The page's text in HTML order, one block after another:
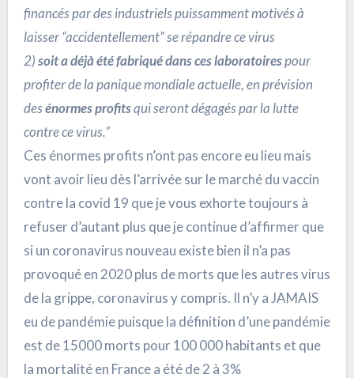
financés par des industriels puissamment motivés à
laisser “accidentellement” se répandre ce virus
2)soit a déjà été fabriqué dans ces laboratoirespour
profiter de la panique mondiale actuelle, en prévision
desénormes profitsqui seront dégagés par la lutte
contre ce virus.”
Ces énormes profits n’ont pas encore eu lieu mais
vont avoir lieu dès l’arrivée sur le marché du vaccin
contre la covid 19 que je vous exhorte toujours à
refuser d’autant plus que je continue d’affirmer que
si un coronavirus nouveau existe bien il n’a pas
provoqué en 2020 plus de morts que les autres virus
de la grippe, coronavirus y compris. Il n’y a JAMAIS
eu de pandémie puisque la définition d’une pandémie
est de 15000 morts pour 100 000 habitants et que
la mortalité en France a été de 2 à 3%